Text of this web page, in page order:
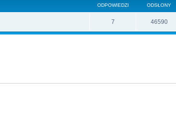
ODPOWIEDZI ODSŁONY
7 46590